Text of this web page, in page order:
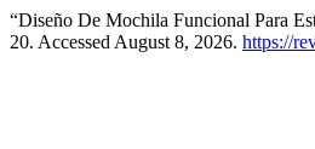
“Diseño De Mochila Funcional Para
20. Accessed August 8, 2026. https://